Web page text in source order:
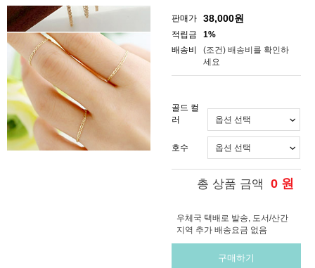
판매가 38,000원
적립금
1%
배송비
(조건) 배송비를 확인하
세요
골드 컬
러
호수
총 상품 금액 0 원
우체국 택배로 발송, 도서/산간
지역 추가 배송요금 없음
구매하기